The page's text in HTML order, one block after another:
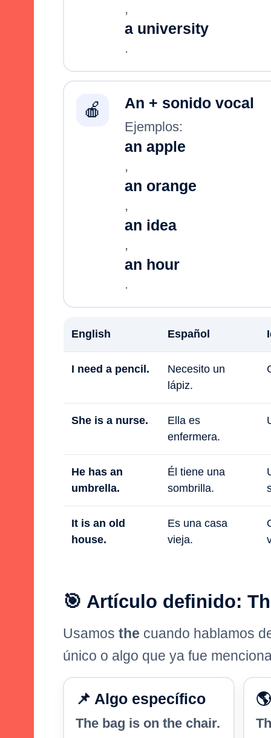
,
a university
.
🍎 An + sonido vocal
Ejemplos:
an apple
,
an orange
,
an idea
,
an hour
.
English Español
I need a pencil.
Necesito un
lápiz.
She is a nurse.
Ella es
enfermera.
He has an
umbrella.
Él tiene una
sombrilla.
It is an old
house.
Es una casa
vieja.
🎯 Artículo definido:
Usamos the cuando hablamos
único o algo que ya fue
📌 Algo específico
The bag is on the chair.